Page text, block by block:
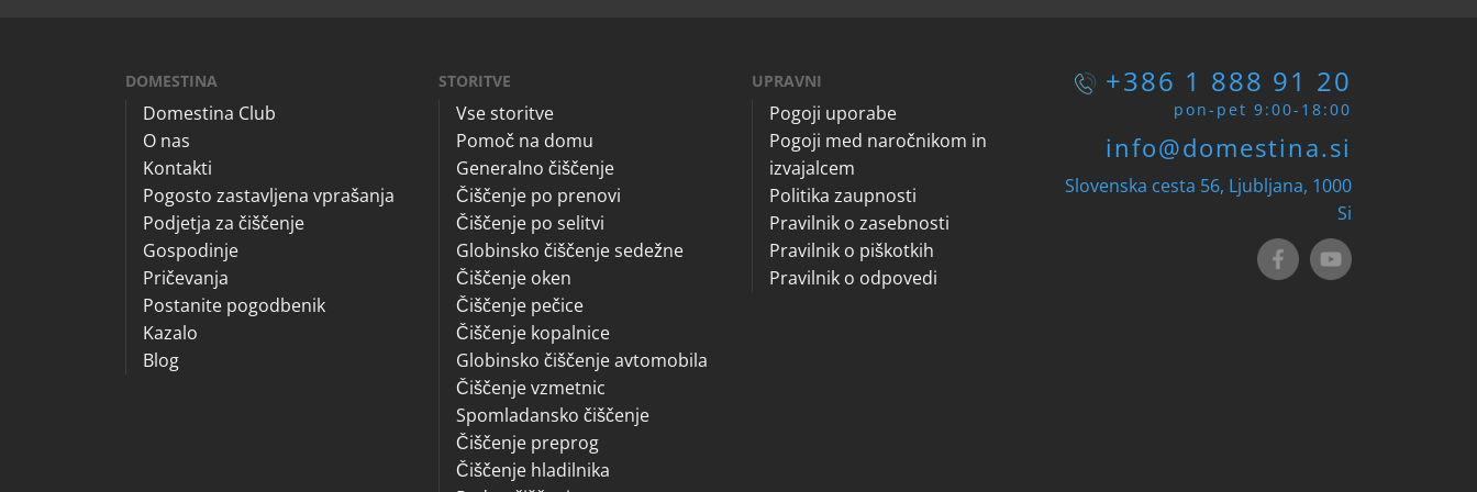
DOMESTINA
Domestina Club
O nas
Kontakti
Pogosto zastavljena vprašanja
Podjetja za čiščenje
Gospodinje
Pričevanja
Postanite pogodbenik
Kazalo
Blog
STORITVE
Vse storitve
Pomoč na domu
Generalno čiščenje
Čiščenje po prenovi
Čiščenje po selitvi
Globinsko čiščenje sedežne
Čiščenje oken
Čiščenje pečice
Čiščenje kopalnice
Globinsko čiščenje avtomobila
Čiščenje vzmetnic
Spomladansko čiščenje
Čiščenje preprog
Čiščenje hladilnika
UPRAVNI
Pogoji uporabe
Pogoji med naročnikom in
izvajalcem
Politika zaupnosti
Pravilnik o zasebnosti
Pravilnik o piškotkih
Pravilnik o odpovedi
+386 1 888 91 20
pon-pet 9:00-18:00
info@domestina.si
Slovenska cesta 56, Ljubljana, 1000
Si